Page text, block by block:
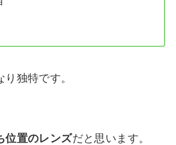
独特です。
位置のレンズだと思います。